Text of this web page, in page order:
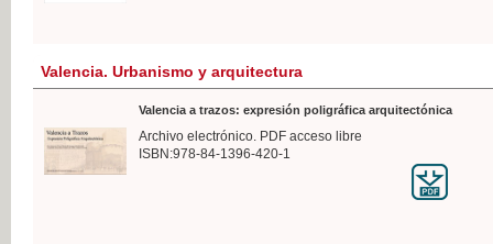
Valencia. Urbanismo y arquitectura
Valencia a trazos: expresión poligráfica arquitectónica
Archivo electrónico. PDF acceso libre
ISBN:978-84-1396-420-1